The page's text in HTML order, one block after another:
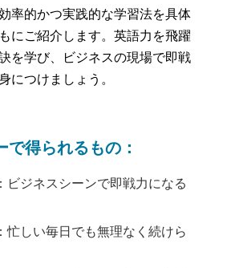
率的かつ実践的な学習法を具体
にご紹介します。英語力を飛躍
を学び、ビジネスの現場で即戦
につけましょう。
で得られるもの：
ビジネスシーンで即戦力になる
忙しい毎日でも無理なく続けら